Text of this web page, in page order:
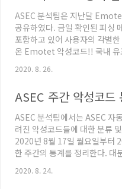
징을 가진 악성코드이다. 특
우, 프로그램에 전달되는 특정
컨트롤 할 수 있는..
ASEC 분석팀은 지난달
공유하였다. 금일 확인된 피싱
포함하고 있어 사용자의 각별
온 Emotet 악성코드!! 국내 유
드인 Emotet 은 지난 2월을 마
asec.ahnlab.com 피싱 메일
온계, 마스크 등 보호장비를
한 보호장비에 대한 관심이 있
도한다. 공격자는 최근 국내 코
2020. 8. 26.
ASEC 분석팀에서는 ASEC 자
려진 악성코드들에 대한 분류
2020년 8월 17일 월요일부터
한 주간의 통계를 정리한다. 대
성코드가 18.3%, Coin Miner
2020. 8. 24.